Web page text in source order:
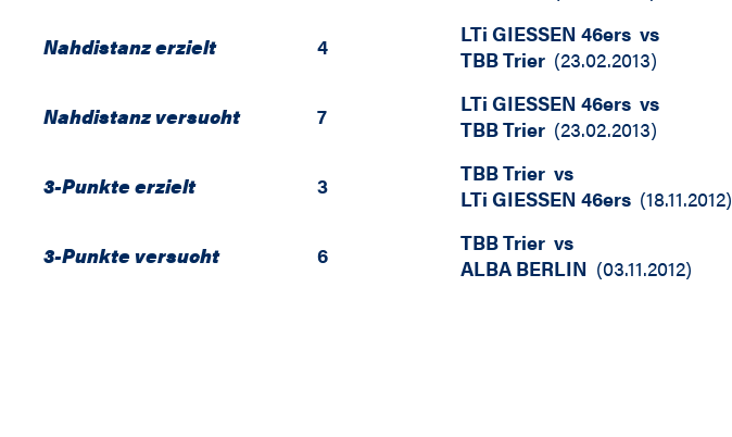
Nahdistanz erzielt 4 LTi GIESSEN 46ers vs
TBB Trier (23.02.2013)
Nahdistanz versucht 7 LTi GIESSEN 46ers vs
TBB Trier (23.02.2013)
3-Punkte erzielt 3 TBB Trier vs
LTi GIESSEN 46ers (18.11.2012)
3-Punkte versucht 6 TBB Trier vs
ALBA BERLIN (03.11.2012)